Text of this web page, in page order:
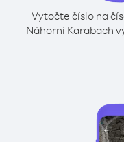
Vytočte číslo na
Náhorní Karabach